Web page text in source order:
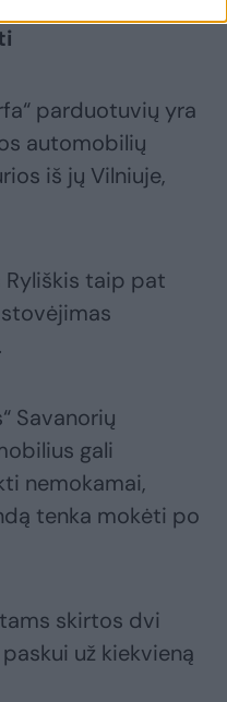
parduotuvių yra
automobilių
iš jų Vilniuje,
Ryliškis taip pat
Savanorių
gali
nemokamai,
tenka mokėti po
skirtos dvi
už kiekvieną